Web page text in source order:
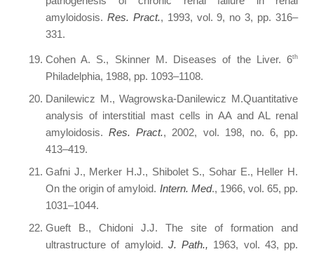
amyloidosis. Res. Pract., 1993, vol. 9, no 3, pp. 316–
331.
Cohen A. S., Skinner M. Diseases of the Liver. 6th
Philadelphia, 1988, pp. 1093–1108.
Danilewicz M., Wagrowska-Danilewicz M.Quantitative
analysis of interstitial mast cells in AA and AL renal
amyloidosis. Res. Pract., 2002, vol. 198, no. 6, pp.
413–419.
Gafni J., Merker H.J., Shibolet S., Sohar E., Heller H.
On the origin of amyloid. Intern. Med., 1966, vol. 65, pp.
1031–1044.
Gueft B., Chidoni J.J. The site of formation and
ultrastructure of amyloid. J. Path., 1963, vol. 43, pp.